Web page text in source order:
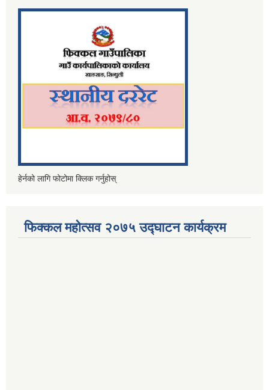
हेर्नको लागि फोटोमा क्लिक गर्नुहोस्
फिक्कल महोत्सव २०७५ उद्घाटन कार्यक्रम